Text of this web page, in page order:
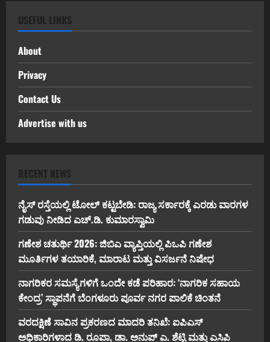
USEFUL LINKS
About
Privacy
Contact Us
Advertise with us
RECENT NEWS
ನೈಸ್ ರಸ್ತೆಯಲ್ಲಿ ಟೋಲ್ ಕಟ್ಟಬೇಡಿ: ರಾಜ್ಯ ಸರ್ಕಾರಕ್ಕೆ ಎರಡು ವಾರಗಳ
ಗಡುವು ನೀಡಿದ ಎಚ್.ಡಿ. ಕುಮಾರಸ್ವಾಮಿ
ಗಣೇಶ ಚತುರ್ಥಿ 2026: ಜಿಬಿಎ ವ್ಯಾಪ್ತಿಯಲ್ಲಿ ಪಿಒಪಿ ಗಣೇಶ
ಮೂರ್ತಿಗಳ ತಯಾರಿಕೆ, ಮಾರಾಟ ಮತ್ತು ವಿಸರ್ಜನೆ ನಿಷೇಧ
ನಾಗರಿಕರ ಸಮಸ್ಯೆಗಳಿಗೆ ಒಂದೇ ಕಡೆ ಪರಿಹಾರ: ‘ನಾಗರಿಕ ಸಹಾಯ
ಕೇಂದ್ರ’ ಸ್ಥಾಪನೆಗೆ ಬೆಂಗಳೂರು ಪೂರ್ವ ನಗರ ಪಾಲಿಕೆ ಚಿಂತನೆ
ವರದಕ್ಷಿಣೆ ಸಾವಿನ ಪ್ರಕರಣದ ಮಾದರಿ ತನಿಖೆ: ಐಪಿಎಸ್
ಅಧಿಕಾರಿಗಳಾದ ಡಿ. ರೂಪಾ, ಡಾ. ಅನುಪ್ ಎ. ಶೆಟ್ಟಿ ಮತ್ತು ಎಸಿಪಿ